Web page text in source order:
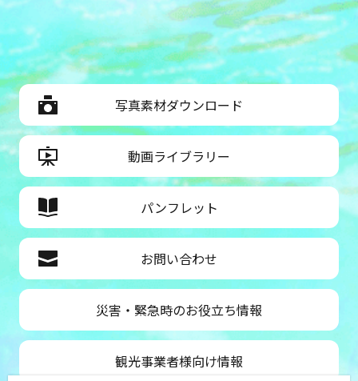
写真素材ダウンロード
動画ライブラリー
パンフレット
お問い合わせ
災害・緊急時のお役立ち情報
観光事業者様向け情報